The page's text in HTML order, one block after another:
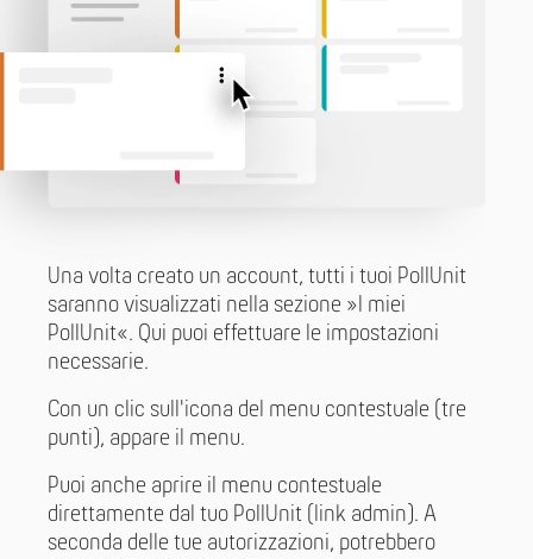
Una volta creato un account, tutti i tuoi PollUnit
saranno visualizzati nella sezione »I miei
PollUnit«. Qui puoi effettuare le impostazioni
necessarie.
Con un clic sull'icona del menu contestuale (tre
punti), appare il menu.
Puoi anche aprire il menu contestuale
direttamente dal tuo PollUnit (link admin). A
seconda delle tue autorizzazioni, potrebbero